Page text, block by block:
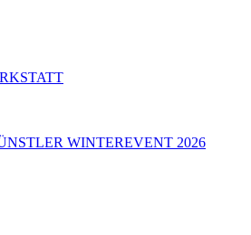
WINTEREVENT 2026